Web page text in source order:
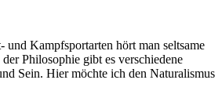
Kampfsportarten hört man seltsame
Philosophie gibt es verschiedene
Sein. Hier möchte ich den Naturalismus